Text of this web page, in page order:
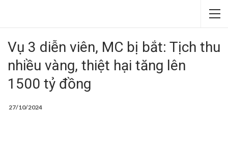
Vụ 3 diễn viên, MC bị bắt: Tịch thu
nhiều vàng, thiệt hại tăng lên
1500 tỷ đồng
27/10/2024